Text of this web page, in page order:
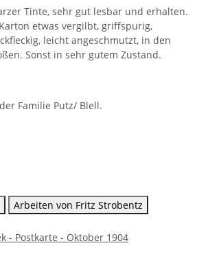
Tinte, sehr gut lesbar und erhalten.
etwas vergilbt, griffspurig,
leicht angeschmutzt, in den
Sonst in sehr gutem Zustand.
Familie Putz/ Blell.
Arbeiten von Fritz Strobentz